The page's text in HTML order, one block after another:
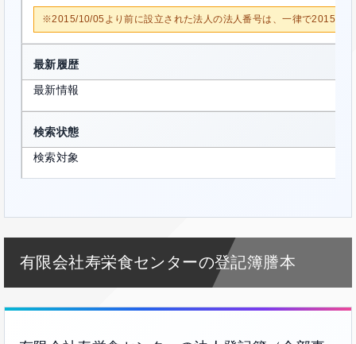
※2015/10/05より前に設立された法人の法人番号は、一律で2015/10/
最新履歴
最新情報
検索状態
検索対象
有限会社寿栄食センターの登記簿謄本